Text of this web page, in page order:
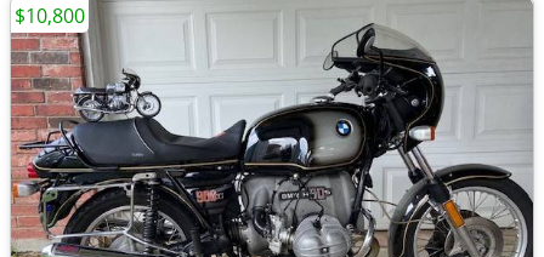
$10,800